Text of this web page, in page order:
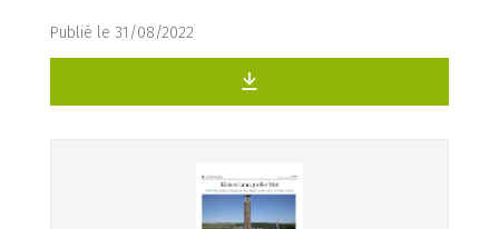
Publié le 31/08/2022